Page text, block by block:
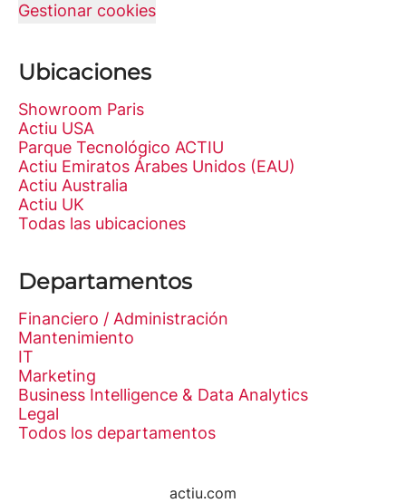
Gestionar cookies
Ubicaciones
Showroom Paris
Actiu USA
Parque Tecnológico ACTIU
Actiu Emiratos Árabes Unidos (EAU)
Actiu Australia
Actiu UK
Todas las ubicaciones
Departamentos
Financiero / Administración
Mantenimiento
IT
Marketing
Business Intelligence & Data Analytics
Legal
Todos los departamentos
actiu.com